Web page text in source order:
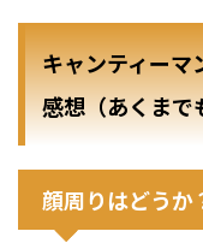
キャンティーマ
感想（あくまで
顔周りはどうか